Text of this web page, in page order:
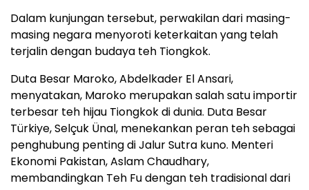
Dalam kunjungan tersebut, perwakilan dari masing-
masing negara menyoroti keterkaitan yang telah
terjalin dengan budaya teh Tiongkok.
Duta Besar Maroko, Abdelkader El Ansari,
menyatakan, Maroko merupakan salah satu importir
terbesar teh hijau Tiongkok di dunia. Duta Besar
Türkiye, Selçuk Ünal, menekankan peran teh sebagai
penghubung penting di Jalur Sutra kuno. Menteri
Ekonomi Pakistan, Aslam Chaudhary,
membandingkan Teh Fu dengan teh tradisional dari